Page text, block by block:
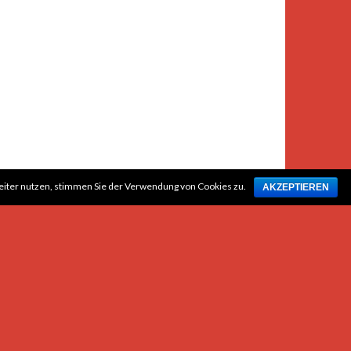
nutzen, stimmen Sie der Verwendung von Cookies zu. AKZEPTIEREN